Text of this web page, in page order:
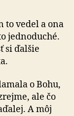
to vedel a ona
jednoduché.
si ďalšie
o Bohu,
ale čo
A môj